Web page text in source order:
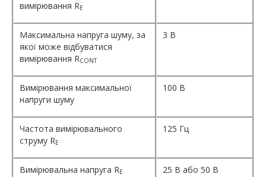
вимірювання RE
Максимальна напруга шуму, за
якої може відбуватися
вимірювання RCONT
3 В
Вимірювання максимальної
напруги шуму
100 В
Частота вимірювального
струму RE
125 Гц
Вимірювальна напруга RE 25 В або 50 В